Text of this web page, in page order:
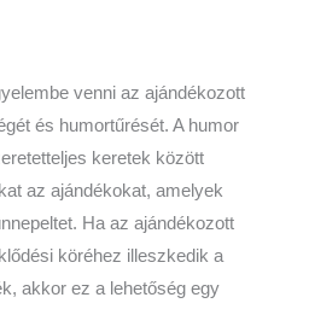
venni az ajándékozott
és humortűrését. A humor
keretek között
az ajándékokat, amelyek
Ha az ajándékozott
köréhez illeszkedik a
akkor ez a lehetőség egy